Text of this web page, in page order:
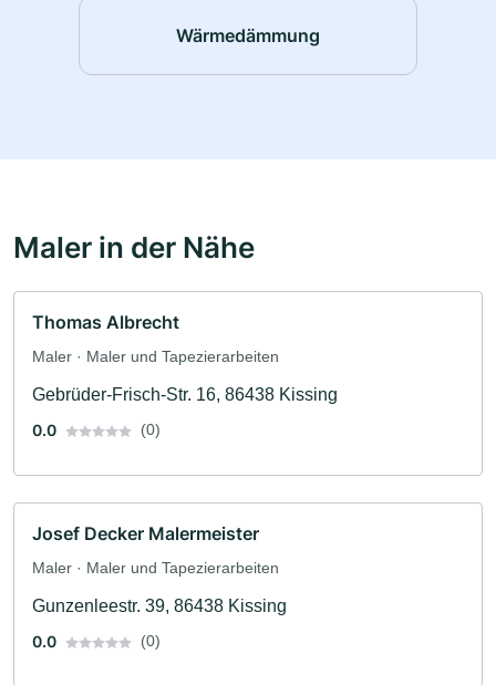
Wärmedämmung
Maler in der Nähe
Thomas Albrecht
Maler · Maler und Tapezierarbeiten
Gebrüder-Frisch-Str. 16, 86438 Kissing
0.0
(0)
Josef Decker Malermeister
Maler · Maler und Tapezierarbeiten
Gunzenleestr. 39, 86438 Kissing
0.0
(0)